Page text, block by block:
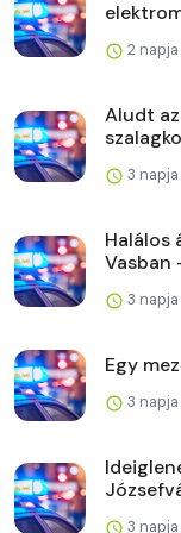
2
Aludt
3
Halálos
Vasban
3
Egy
3
3